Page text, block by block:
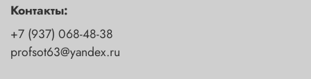
Контакты:
+7 (937) 068-48-38
profsot63@yandex.ru